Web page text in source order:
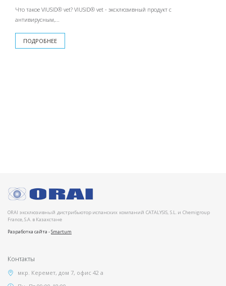
Что такое VIUSID® vet? VIUSID® vet - эксклюзивный продукт с
антивирусным,...
ПОДРОБНЕЕ
ORAI эксклюзивный дистрибьютор испанских компаний CATALYSIS, S.L. и Chemigroup
France, S.A. в Казахстане
Разработка сайта -Smartum
Контакты
мкр. Керемет, дом 7, офис 42 а